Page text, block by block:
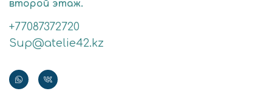
второй этаж.
+77087372720
Sup@atelie42.kz